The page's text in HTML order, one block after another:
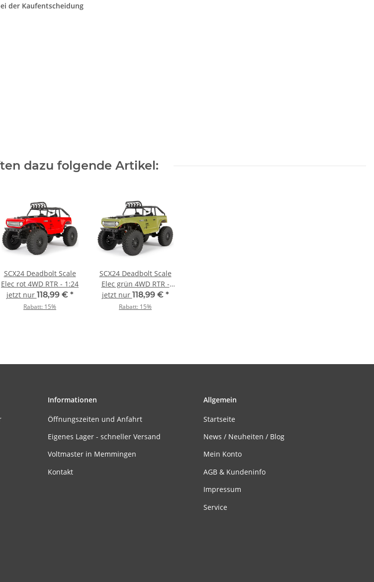
der Kaufentscheidung
dazu folgende Artikel:
SCX24 Deadbolt Scale
Elec rot 4WD RTR - 1:24
jetzt nur 118,99 € *
Rabatt: 15%
SCX24 Deadbolt Scale
Elec grün 4WD RTR -
1:24
jetzt nur 118,99 € *
Rabatt: 15%
Informationen
Öffnungszeiten und Anfahrt
Eigenes Lager - schneller Versand
Voltmaster in Memmingen
Kontakt
Allgemein
Startseite
News / Neuheiten / Blog
Mein Konto
AGB & Kundeninfo
Impressum
Service